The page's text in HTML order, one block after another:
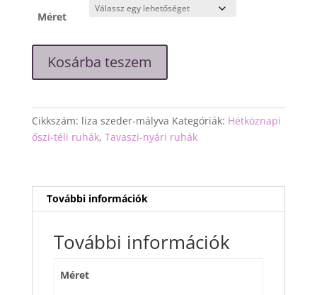
Méret
szeder-
mályva
kismama
ruha
Kosárba teszem
Cikkszám: liza szeder-mályva Kategóriák: Hétköznapi
őszi-téli ruhák, Tavaszi-nyári ruhák
További információk
További információk
Méret